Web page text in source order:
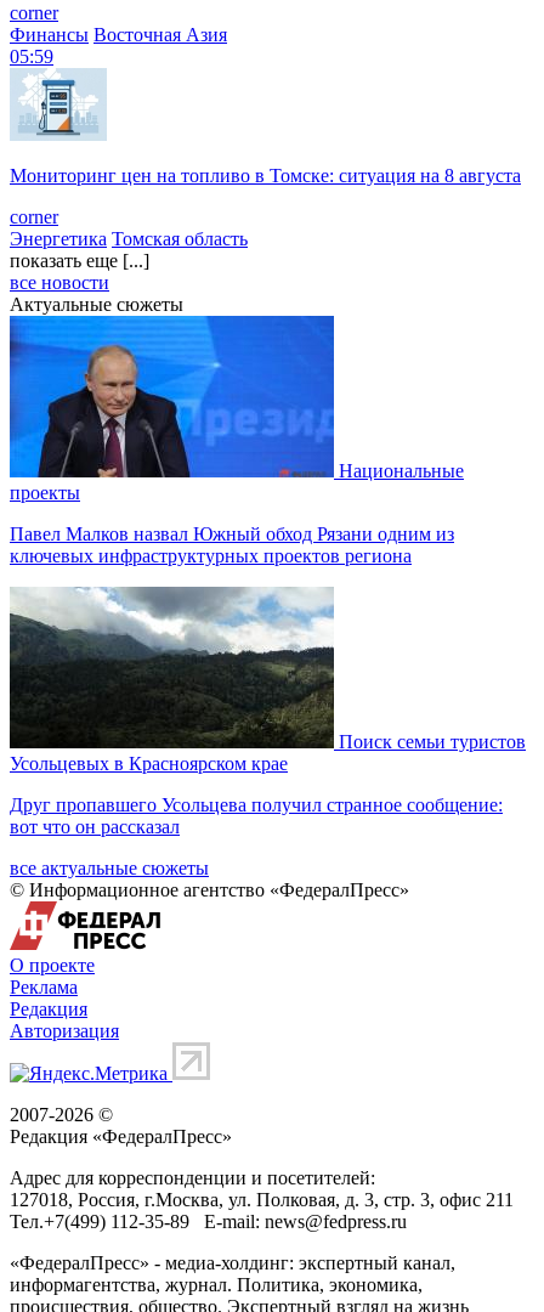
corner
Финансы Восточная Азия
05:59
Мониторинг цен на топливо в Томске: ситуация на 8 августа
corner
Энергетика Томская область
показать еще [...]
все новости
Актуальные сюжеты
Национальные
проекты
Павел Малков назвал Южный обход Рязани одним из
ключевых инфраструктурных проектов региона
Поиск семьи туристов
Усольцевых в Красноярском крае
Друг пропавшего Усольцева получил странное сообщение:
вот что он рассказал
все актуальные сюжеты
© Информационное агентство «ФедералПресс»
О проекте
Реклама
Редакция
Авторизация
2007-2026 ©
Редакция «ФедералПресс»
Адрес для корреспонденции и посетителей:
127018, Россия, г.Москва, ул. Полковая, д. 3, стр. 3, офис 211
Тел.+7(499) 112-35-89 E-mail: news@fedpress.ru
«ФедералПресс» - медиа-холдинг: экспертный канал,
информагентства, журнал. Политика, экономика,
происшествия, общество. Экспертный взгляд на жизнь